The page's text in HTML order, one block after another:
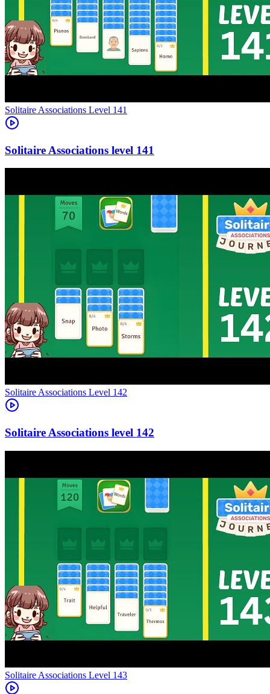
Level 141
141
Level 142
142
Level 143